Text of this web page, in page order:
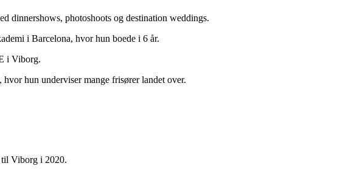
dinnershows, photoshoots og destination weddings.
i Barcelona, hvor hun boede i 6 år.
i Viborg.
hun underviser mange frisører landet over.
Viborg i 2020.